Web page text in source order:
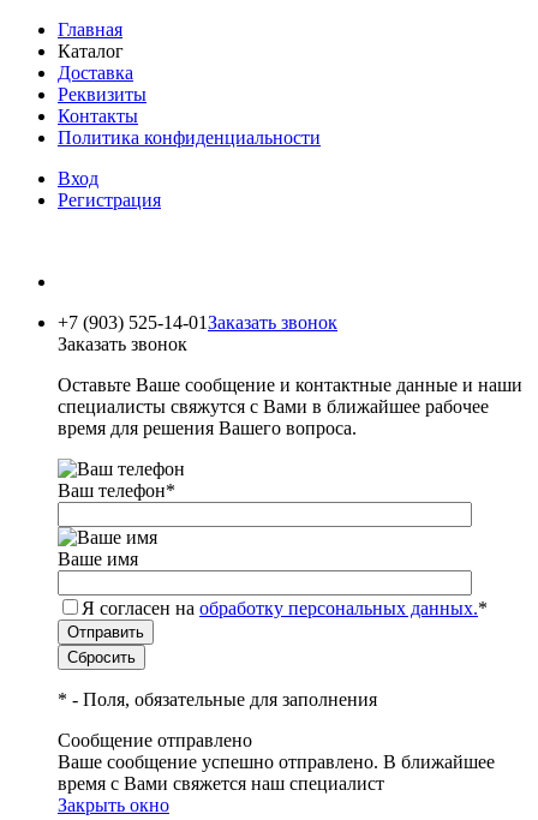
Главная
Каталог
Доставка
Реквизиты
Контакты
Политика конфиденциальности
Вход
Регистрация
+7 (903) 525-14-01Заказать звонок
Заказать звонок
Оставьте Ваше сообщение и контактные данные и наши
специалисты свяжутся с Вами в ближайшее рабочее
время для решения Вашего вопроса.
Ваш телефон*
Ваше имя
Я согласен на обработку персональных данных.*
* - Поля, обязательные для заполнения
Сообщение отправлено
Ваше сообщение успешно отправлено. В ближайшее
время с Вами свяжется наш специалист
Закрыть окно